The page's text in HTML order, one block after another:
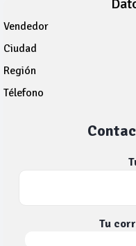
Vendedor
Ciudad
Región
Télefono
Tu